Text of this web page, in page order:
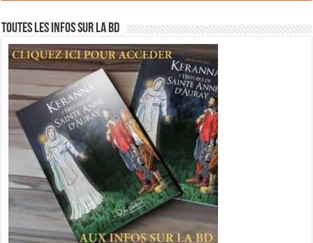
Toutes les infos sur la BD